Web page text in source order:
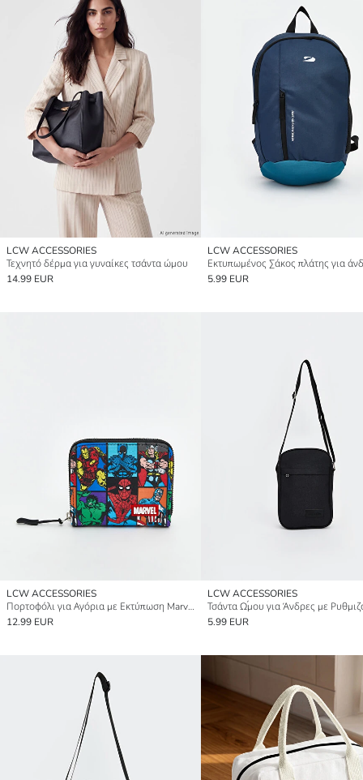
LCW ACCESSORIES
Τεχνητό δέρμα για γυναίκες τσάντα ώμου
14.99 EUR
LCW ACCESSORIES
Εκτυπωμένος Σάκος πλάτης για
5.99 EUR
LCW ACCESSORIES
Πορτοφόλι για Αγόρια με Εκτύπωση Marvel
12.99 EUR
LCW ACCESSORIES
5.99 EUR